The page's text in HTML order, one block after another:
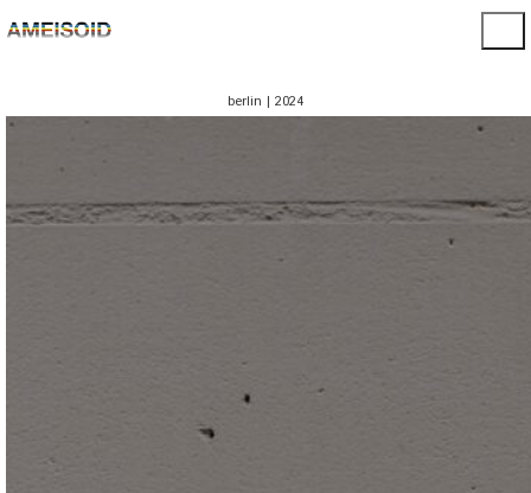
berlin | 2024